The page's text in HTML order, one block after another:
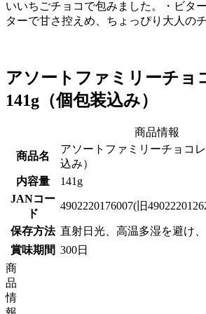
いいちごチョコで包みました。・ビタ
ターで甘さ控えめ、ちょっぴり大人の
アソートファミリーチョ
141g（個包装込み）
商品情報
商品名
アソートファミリーチョコ
込み）
内容量
141g
JANコー
ド
4902220176007(旧
保存方法 直射日光、高温多湿を避け
賞味期間 300日
商
品
情